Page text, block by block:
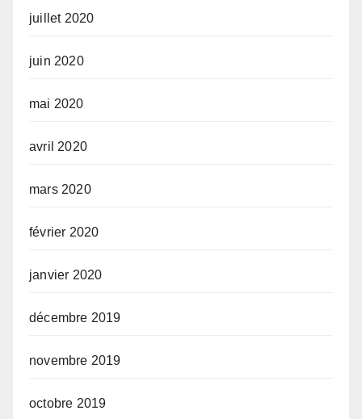
juillet 2020
juin 2020
mai 2020
avril 2020
mars 2020
février 2020
janvier 2020
décembre 2019
novembre 2019
octobre 2019